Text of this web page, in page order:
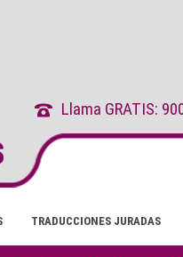
Llama GRATIS:
TRADUCCIONES JURADAS